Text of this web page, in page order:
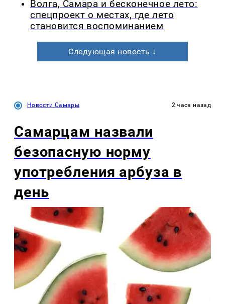
Волга, Самара и бесконечное лето:
спецпроект о местах, где лето
становится воспоминанием
Следующая новость ↓
Новости Самары 2 часа назад
Самарцам назвали
безопасную норму
употребления арбуза в
день